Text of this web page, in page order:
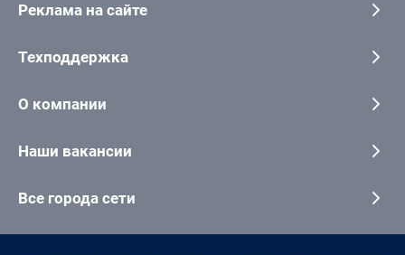
Реклама на сайте
Техподдержка
О компании
Наши вакансии
Все города сети